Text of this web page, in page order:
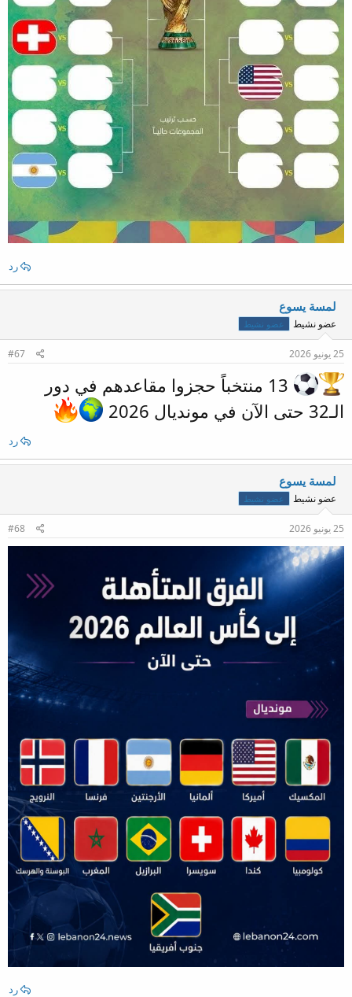
رد
لمسة يسوع
عضو نشيط عضو نشيط
25 يونيو 2026 #67
13 منتخباً حجزوا مقاعدهم في دور
الـ32 حتى الآن في مونديال 2026
رد
لمسة يسوع
عضو نشيط عضو نشيط
25 يونيو 2026 #68
رد